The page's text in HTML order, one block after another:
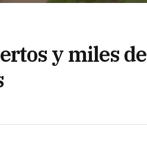
y miles de